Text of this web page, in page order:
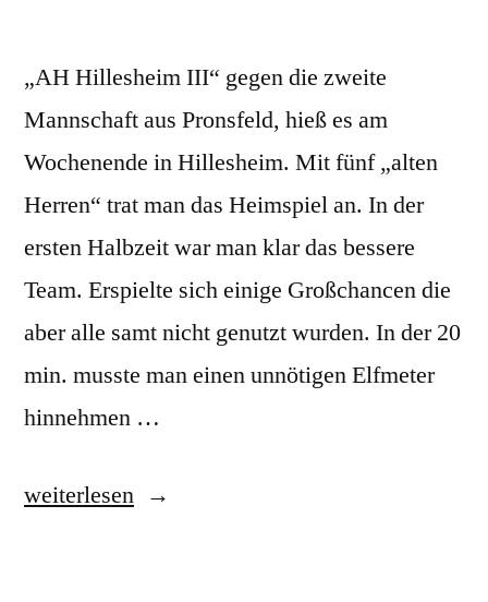
„AH Hillesheim III“ gegen die zweite
Mannschaft aus Pronsfeld, hieß es am
Wochenende in Hillesheim. Mit fünf „alten
Herren“ trat man das Heimspiel an. In der
ersten Halbzeit war man klar das bessere
Team. Erspielte sich einige Großchancen die
aber alle samt nicht genutzt wurden. In der 20
min. musste man einen unnötigen Elfmeter
hinnehmen …
„Spieltag
weiterlesen